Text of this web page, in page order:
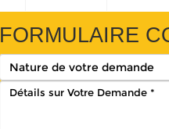
FORMULAIRE
Nature de votre demande